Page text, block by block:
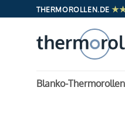
Inhalt
THERMOROLLEN.DE
Blanko-Thermorollen